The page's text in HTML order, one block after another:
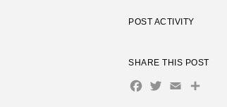
POST ACTIVITY
SHARE THIS POST
Facebook
Twitter
EmailShare